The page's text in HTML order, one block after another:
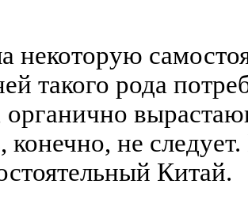
некоторую
такого рода
органично
конечно, не
Китай.